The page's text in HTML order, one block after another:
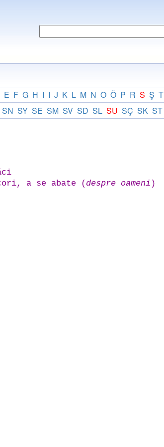
E F G H I I J K L M N O Ö P R S Ş T
SN SY SE SM SV SD SL SU SÇ SK ST
a se abate (despre oameni )